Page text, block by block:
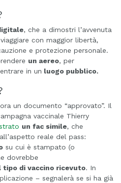
, che a dimostri l’avvenuta
con maggior libertà,
e protezione personale.
un aereo, per
in un luogo pubblico.
un documento “approvato”. Il
vaccinale Thierry
un fac simile, che
reale del pass:
su cui è stampato (o
dovrebbe
tipo di vaccino ricevuto. In
– segnalerà se si ha già